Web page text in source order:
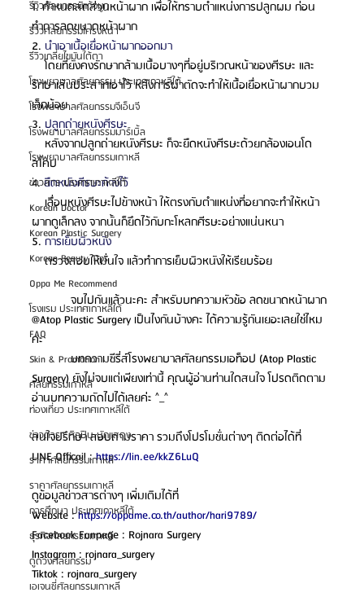
รีวิวศัลยกรรมแก้จมูก
รีวิวศัลยกรรมโครงหน้า
รีวิวเกลี่ยไขมันใต้ตา
โรงพยาบาลศัลยกรรม ประเทศเกาหลีใต้
โรงพยาบาลศัลยกรรมจีเอ็นจี
โรงพยาบาลศัลยกรรมมาร์เบิ้ล
โรงพยาบาลศัลยกรรมเกาหลี
ข่าวสาร ประเทศเกาหลีใต้
Korean Doctor
Korean Plastic Surgery
Korean Beauty Tips
Oppa Me Recommend
โรงแรม ประเทศเกาหลีใต้
FAQ
Skin & Promotion
ศัลยกรรมเกาหลี
ท่องเที่ยว ประเทศเกาหลีใต้
ข่าวดารา ศิลปิน นักแสดง
ราคาศัลยกรรมเกาหลี
ราคาศัลยกรรมเกาหลี
การศึกษา ประเทศเกาหลีใต้
ธุรกิจศัลยกรรมเกาหลี
ดูดวงศัลยกรรม
เอเจนซี่ศัลยกรรมเกาหลี
1. กำหนดสัดส่วนหน้าผาก เพื่อให้ทราบตำแหน่งการปลูกผม ก่อน
ทำการลดขนาดหน้าผาก
2. นำเอาเนื้อเยื่อหน้าผากออกมา
โดยที่ยังคงรักษากล้ามเนื้อบางๆที่อยู่บริเวณหน้าของศีรษะ และ
รักษาเส้นประสาทเอาไว้ หลังการผ่าตัดจะทำให้เนื้อเยื่อหน้าผากบวม
เล็กน้อย
3. ปลูกถ่ายหนังศีรษะ
หลังจากปลูกถ่ายหนังศีรษะ ก็จะยืดหนังศีรษะด้วยกล้องเอนโด
สโคป
4. ยืดหนังศีรษะค้างไว้
เลื่อนหนังศีรษะไปข้างหน้า ให้ตรงกับตำแหน่งที่อยากจะทำให้หน้า
ผากดูเล็กลง จากนั้นก็ยึดไว้กับกะโหลกศีรษะอย่างแน่นหนา
5. การเย็บผิวหนัง
ตรวจสอบให้มั่นใจ แล้วทำการเย็บผิวหนังให้เรียบร้อย
จบไปกันแล้วนะคะ สำหรับบทความหัวข้อ ลดขนาดหน้าผาก
@Atop Plastic Surgery เป็นไงกันบ้างคะ ได้ความรู้กันเยอะเลยใช่ไหม
คะ
บทความซีรี่ส์โรงพยาบาลศัลยกรรมเอท็อป (Atop Plastic
Surgery) ยังไม่จบแต่เพียงเท่านี้ คุณผู้อ่านท่านใดสนใจ โปรดติดตาม
อ่านบทความถัดไปได้เลยค่ะ ^_^
สนใจปรึกษา สอบถามราคา รวมถึงโปรโมชั่นต่างๆ ติดต่อได้ที่
LINE Officail : https://lin.ee/kkZ6LuQ
ดูข้อมูลข่าวสารต่างๆ เพิ่มเติมได้ที่
Website : https://oppame.co.th/author/hari9789/
Facebook Fanpage : Rojnara Surgery
Instagram : rojnara_surgery
Tiktok : rojnara_surgery